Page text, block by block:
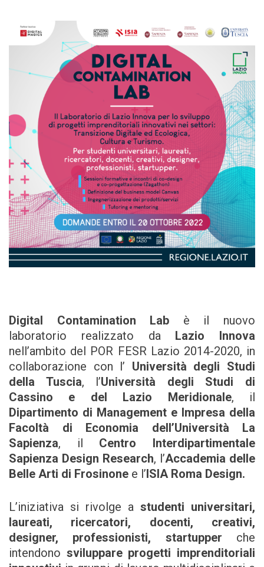
Digital Contamination Lab è il nuovo
laboratorio realizzato da Lazio Innova
nell’ambito del POR FESR Lazio 2014-2020, in
collaborazione con l’ Università degli Studi
della Tuscia, l’Università degli Studi di
Cassino e del Lazio Meridionale, il
Dipartimento di Management e Impresa della
Facoltà di Economia dell’Università La
Sapienza, il Centro Interdipartimentale
Sapienza Design Research, l’Accademia delle
Belle Arti di Frosinone e l’ISIA Roma Design.
L’iniziativa si rivolge a studenti universitari,
laureati, ricercatori, docenti, creativi,
designer, professionisti, startupper che
intendono sviluppare progetti imprenditoriali